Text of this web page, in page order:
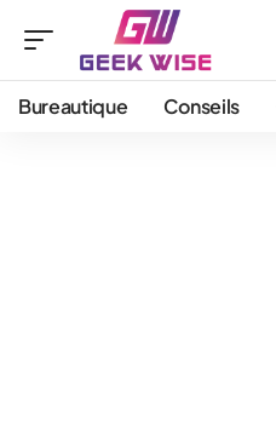
Bureautique Conseils